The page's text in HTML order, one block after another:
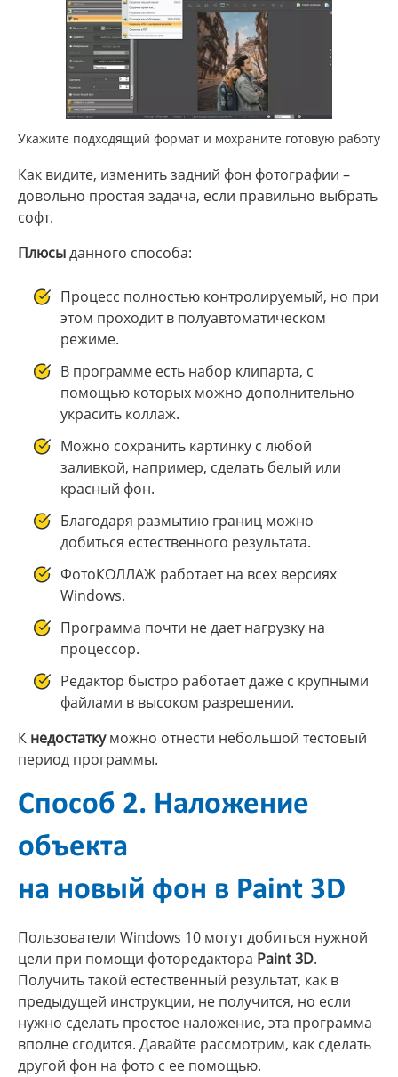
Укажите подходящий формат и мохраните готовую работу
Как видите, изменить задний фон фотографии –
довольно простая задача, если правильно выбрать
софт.
Плюсыданного способа:
Процесс полностью контролируемый, но при
этом проходит в полуавтоматическом
режиме.
В программе есть набор клипарта, с
помощью которых можно дополнительно
украсить коллаж.
Можно сохранить картинку с любой
заливкой, например, сделать белый или
красный фон.
Благодаря размытию границ можно
добиться естественного результата.
ФотоКОЛЛАЖ работает на всех версиях
Windows.
Программа почти не дает нагрузку на
процессор.
Редактор быстро работает даже с крупными
файлами в высоком разрешении.
К недостаткуможно отнести небольшой тестовый
период программы.
Способ 2. Наложение
объекта
на новый фон в Paint 3D
Пользователи Windows 10 могут добиться нужной
цели при помощи фоторедактора Paint 3D.
Получить такой естественный результат, как в
предыдущей инструкции, не получится, но если
нужно сделать простое наложение, эта программа
вполне сгодится. Давайте рассмотрим, как сделать
другой фон на фото с ее помощью.